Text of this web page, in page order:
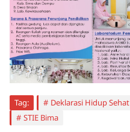
Tag: Deklarasi Hidup Sehat
STIE Bima